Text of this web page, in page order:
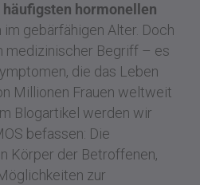
häufigsten hormonellen
im gebärfähigen Alter. Doch
medizinischer Begriff – es
die das Leben
Millionen Frauen weltweit
Blogartikel werden wir
befassen: Die
Körper der Betroffenen,
zur